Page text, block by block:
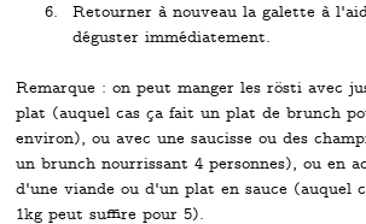
Retourner à nouveau la galette à
déguster immédiatement.
Remarque : on peut manger les rösti avec
plat (auquel cas ça fait un plat de brunch
environ), ou avec une saucisse ou des
un brunch nourrissant 4 personnes), ou en
d'une viande ou d'un plat en sauce (auquel
1kg peut suffire pour 5).